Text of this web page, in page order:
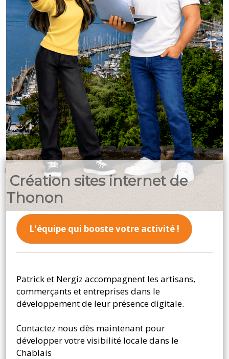
Création sites internet de
Thonon
L'équipe qui booste votre activité !
Patrick et Nergiz accompagnent les artisans,
commerçants et entreprises dans le
développement de leur présence digitale.
Contactez nous dès maintenant pour
développer votre visibilité locale dans le
Chablais